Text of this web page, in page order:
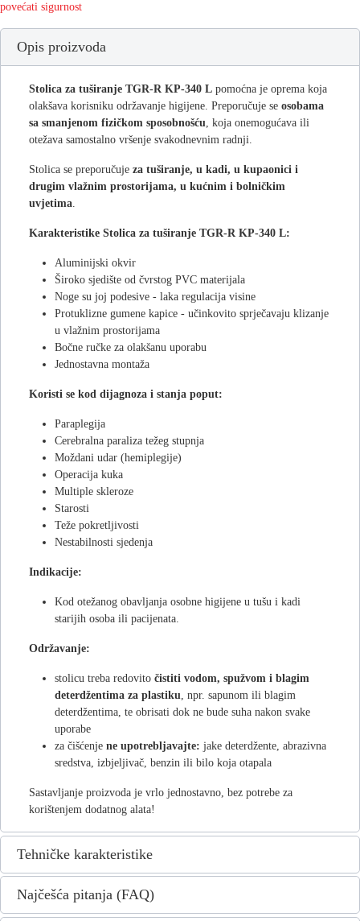
povećati sigurnost
Opis proizvoda
Stolica za tuširanje TGR-R KP-340 L pomoćna je oprema koja
olakšava korisniku održavanje higijene. Preporučuje se osobama
sa smanjenom fizičkom sposobnošću , koja onemogućava ili
otežava samostalno vršenje svakodnevnim radnji.
Stolica se preporučuje za tuširanje, u kadi, u kupaonici i
drugim vlažnim prostorijama, u kućnim i bolničkim
uvjetima
Karakteristike Stolica za tuširanje TGR-R KP-340 L:
Aluminijski okvir
Široko sjedište od čvrstog PVC materijala
Noge su joj podesive - laka regulacija visine
Protuklizne gumene kapice - učinkovito sprječavaju klizanje
u vlažnim prostorijama
Bočne ručke za olakšanu uporabu
Jednostavna montaža
Koristi se kod dijagnoza i stanja poput:
Paraplegija
Cerebralna paraliza težeg stupnja
Moždani udar (hemiplegije)
Operacija kuka
Multiple skleroze
Starosti
Teže pokretljivosti
Nestabilnosti sjedenja
Indikacije:
Kod otežanog obavljanja osobne higijene u tušu i kadi
starijih osoba ili pacijenata.
Održavanje:
stolicu treba redovito čistiti vodom, spužvom i blagim
deterdžentima za plastiku , npr. sapunom ili blagim
deterdžentima, te obrisati dok ne bude suha nakon svake
uporabe
za čišćenje ne upotrebljavajte: jake deterdžente, abrazivna
sredstva, izbjeljivač, benzin ili bilo koja otapala
Sastavljanje proizvoda je vrlo jednostavno, bez potrebe za
korištenjem dodatnog alata!
Tehničke karakteristike
Najčešća pitanja (FAQ)